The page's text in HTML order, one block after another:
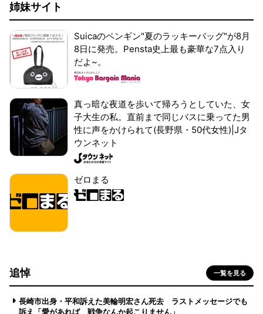
姉妹サイト
Suicaのペンギン"夏のラッキーバッグ"が8月
8日に発売。Pensta史上最も豪華な7点入り
だよ~。
真っ暗な夜道を歩いて帰ろうとしていた、女
子大生の私。直前まで同じバスに乗ってた男
性に声をかけられて(長野県・50代女性)|Jタ
ウンネット
ゼロまる
追悼 一覧を見る
長崎市出身・平和訴えた美輪明宏さん死去 ラストメッセージでも
訴え「愛があれば 戦争なんか起こりません」